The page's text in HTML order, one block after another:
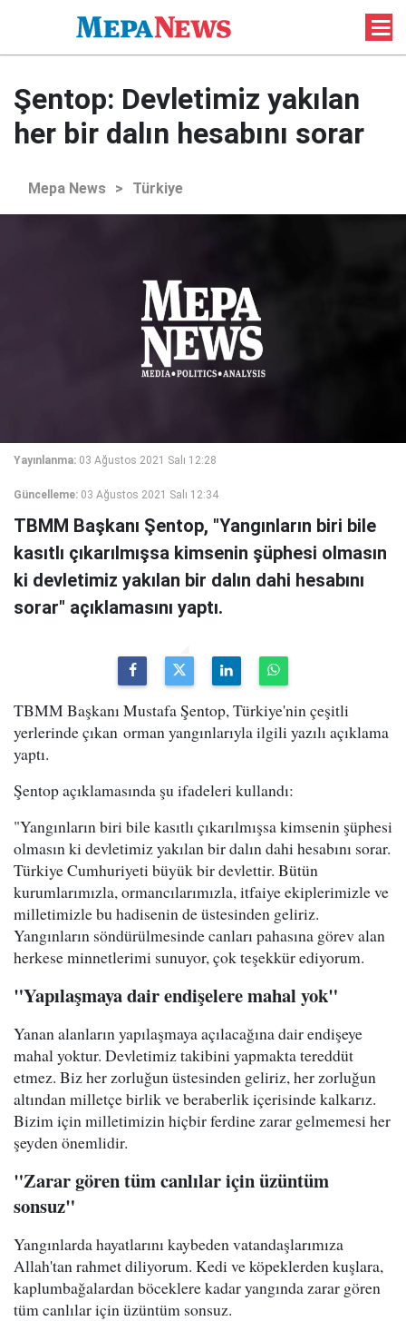
Şentop: Devletimiz yakılan
her bir dalın hesabını sorar
Mepa News > Türkiye
Yayınlanma: 03 Ağustos 2021 Salı 12:28
Güncelleme: 03 Ağustos 2021 Salı 12:34
TBMM Başkanı Şentop, "Yangınların biri bile
kasıtlı çıkarılmışsa kimsenin şüphesi olmasın
ki devletimiz yakılan bir dalın dahi hesabını
sorar" açıklamasını yaptı.
TBMM Başkanı Mustafa Şentop, Türkiye'nin çeşitli
yerlerinde çıkan orman yangınlarıyla ilgili yazılı açıklama
yaptı.
Şentop açıklamasında şu ifadeleri kullandı:
"Yangınların biri bile kasıtlı çıkarılmışsa kimsenin şüphesi
olmasın ki devletimiz yakılan bir dalın dahi hesabını sorar.
Türkiye Cumhuriyeti büyük bir devlettir. Bütün
kurumlarımızla, ormancılarımızla, itfaiye ekiplerimizle ve
milletimizle bu hadisenin de üstesinden geliriz.
Yangınların söndürülmesinde canları pahasına görev alan
herkese minnetlerimi sunuyor, çok teşekkür ediyorum.
"Yapılaşmaya dair endişelere mahal yok"
Yanan alanların yapılaşmaya açılacağına dair endişeye
mahal yoktur. Devletimiz takibini yapmakta tereddüt
etmez. Biz her zorluğun üstesinden geliriz, her zorluğun
altından milletçe birlik ve beraberlik içerisinde kalkarız.
Bizim için milletimizin hiçbir ferdine zarar gelmemesi her
şeyden önemlidir.
"Zarar gören tüm canlılar için üzüntüm
sonsuz"
Yangınlarda hayatlarını kaybeden vatandaşlarımıza
Allah'tan rahmet diliyorum. Kedi ve köpeklerden kuşlara,
kaplumbağalardan böceklere kadar yangında zarar gören
tüm canlılar için üzüntüm sonsuz.